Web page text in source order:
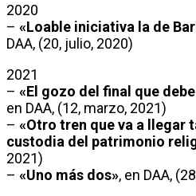
2020
– «Loable iniciativa la de
DAA, (20, julio, 2020)
2021
– «El gozo del final que
en DAA, (12, marzo, 2021)
– «Otro tren que va a llegar
custodia del patrimonio
2021)
– «Uno más dos», en DAA,